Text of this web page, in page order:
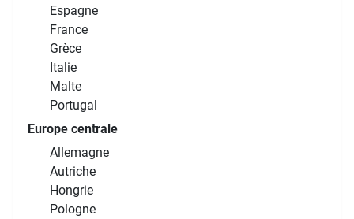
Espagne
France
Grèce
Italie
Malte
Portugal
Europe centrale
Allemagne
Autriche
Hongrie
Pologne